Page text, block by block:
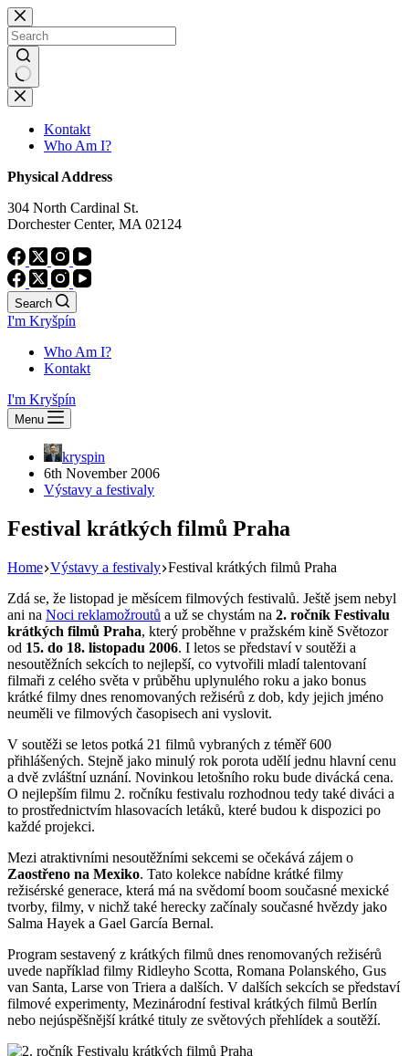
Skip
to
content
No
results
Kontakt
Who Am I?
Physical Address
304 North Cardinal St.
Dorchester Center, MA 02124
Search
I'm Kryšpín
Who Am I?
Kontakt
I'm Kryšpín
Menu
kryspin
6th November 2006
Výstavy a festivaly
Festival krátkých filmů Praha
Home Výstavy a festivaly Festival krátkých filmů Praha
Zdá se, že listopad je měsícem filmových festivalů. Ještě jsem nebyl
ani na Noci reklamožroutů a už se chystám na 2. ročník Festivalu
krátkých filmů Praha, který proběhne v pražském kině Světozor
od 15. do 18. listopadu 2006. I letos se představí v soutěži a
nesoutěžních sekcích to nejlepší, co vytvořili mladí talentovaní
filmaři z celého světa v průběhu uplynulého roku a jako bonus
krátké filmy dnes renomovaných režisérů z dob, kdy jejich jméno
neuměli ve filmových časopisech ani vyslovit.
V soutěži se letos potká 21 filmů vybraných z téměř 600
přihlášených. Stejně jako minulý rok porota udělí jednu hlavní cenu
a dvě zvláštní uznání. Novinkou letošního roku bude divácká cena.
O nejlepším filmu 2. ročníku festivalu rozhodnou tedy také diváci a
to prostřednictvím hlasovacích letáků, které budou k dispozici po
každé projekci.
Mezi atraktivními nesoutěžními sekcemi se očekává zájem o
Zaostřeno na Mexiko. Tato kolekce nabídne krátké filmy
režisérské generace, která má na svědomí boom současné mexické
tvorby, filmy, v nichž také herecky začínaly současné hvězdy jako
Salma Hayek a Gael García Bernal.
Program sestavený z krátkých filmů dnes renomovaných režisérů
uvede například filmy Ridleyho Scotta, Romana Polanského, Gus
van Santa, Larse von Triera a dalších. V dalších sekcích se představí
filmové experimenty, Mezinárodní festival krátkých filmů Berlín
nebo nejúspěšnější krátké tituly ze světových přehlídek a soutěží.